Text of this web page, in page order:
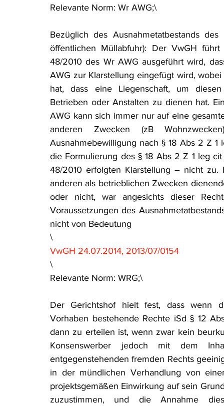
Verfahrensrecht
RDU Umwelt-Ausgabe Erdgas
Relevante Norm: Wr AWG;\
Bezüglich des Ausnahmetatbestands
öffentlichen Müllabfuhr): Der VwGH
48/2010 des Wr AWG ausgeführt wird,
AWG zur Klarstellung eingefügt wird,
hat, dass eine Liegenschaft, um diesen
Betrieben oder Anstalten zu dienen hat.
AWG kann sich immer nur auf eine
anderen Zwecken (zB
Ausnahmebewilligung nach § 18 Abs 2 Z
die Formulierung des § 18 Abs 2 Z 1 leg
48/2010 erfolgten Klarstellung – nicht
anderen als betrieblichen Zwecken
oder nicht, war angesichts dieser
Voraussetzungen des
nicht von Bedeutung
\
VwGH 24.07.2014, 2013/07/0154
\
Relevante Norm: WRG;\
Der Gerichtshof hielt fest, dass wenn
Vorhaben bestehende Rechte iSd § 12
dann zu erteilen ist, wenn zwar kein
Konsenswerber jedoch mit dem
entgegenstehenden fremden Rechts
in der mündlichen Verhandlung von
projektsgemäßen Einwirkung auf sein
zuzustimmen, und die Annahme